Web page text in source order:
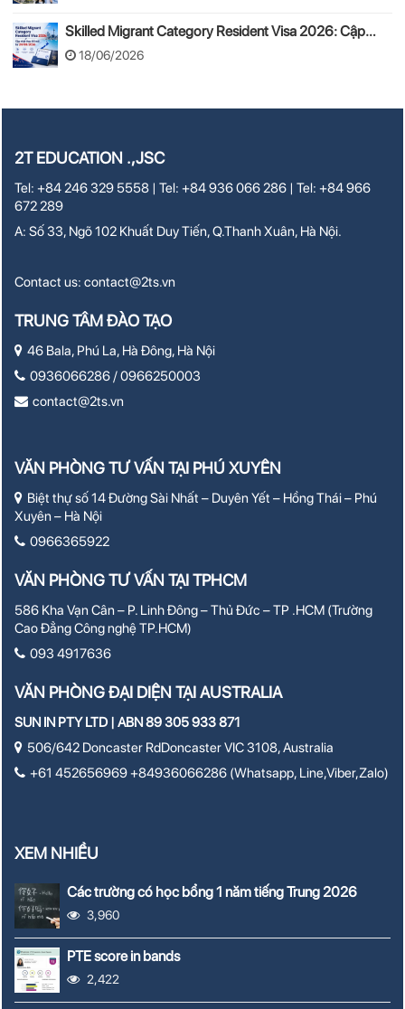
Skilled Migrant Category Resident Visa 2026: Cập
nhật thay đổi mới từ 24/08/2026
18/06/2026
2T EDUCATION .,JSC
Tel: +84 246 329 5558 | Tel: +84 936 066 286 | Tel: +84 966
672 289
A: Số 33, Ngõ 102 Khuất Duy Tiến, Q.Thanh Xuân, Hà Nội.
Contact us:contact@2ts.vn
TRUNG TÂM ĐÀO TẠO
46 Bala, Phú La, Hà Đông, Hà Nội
0936066286 / 0966250003
contact@2ts.vn
VĂN PHÒNG TƯ VẤN TẠI PHÚ XUYÊN
Biệt thự số 14 Đường Sài Nhất – Duyên Yết – Hồng Thái – Phú
Xuyên – Hà Nội
0966365922
VĂN PHÒNG TƯ VẤN TẠI TPHCM
586 Kha Vạn Cân – P. Linh Đông – Thủ Đức – TP .HCM (Trường
Cao Đẳng Công nghệ TP.HCM)
093 4917636
VĂN PHÒNG ĐẠI DIỆN TẠI AUSTRALIA
SUN IN PTY LTD | ABN 89 305 933 871
506/642 Doncaster RdDoncaster VIC 3108, Australia
+61 452656969 +84936066286 (Whatsapp, Line,Viber,Zalo)
XEM NHIỀU
Các trường có học bổng 1 năm tiếng Trung 2026
3,960
PTE score in bands
2,422